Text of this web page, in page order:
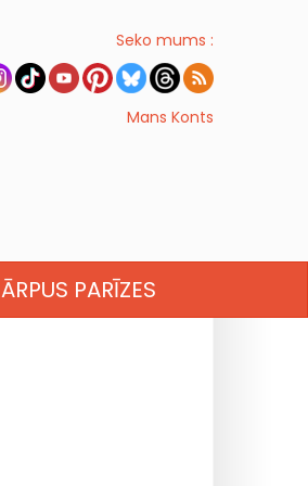
Seko mums :
Mans Konts
ĀRPUS PARĪZES